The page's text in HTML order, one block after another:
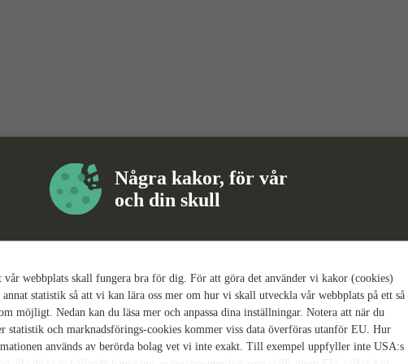
Några kakor, för vår
och din skull
webbplats skall fungera bra för dig. För att göra det använder vi kakor (cookies)
statistik så att vi kan lära oss mer om hur vi skall utveckla vår webbplats på ett så
möjligt. Nedan kan du läsa mer och anpassa dina inställningar. Notera att när du
statistik och marknadsförings-cookies kommer viss data överföras utanför EU. Hur
används av berörda bolag vet vi inte exakt. Till exempel uppfyller inte USA:s